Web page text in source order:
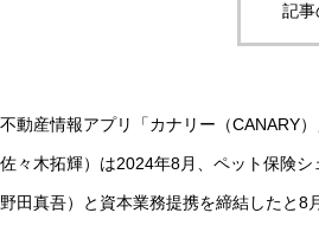
記事
不動産情報アプリ「カナリー（CANARY
佐々木拓輝）は2024年8月、ペット保険
野田真吾）と資本業務提携を締結したと8